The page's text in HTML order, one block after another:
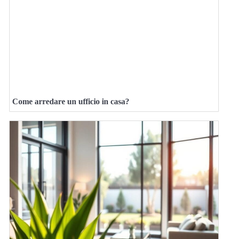
Come arredare un ufficio in casa?